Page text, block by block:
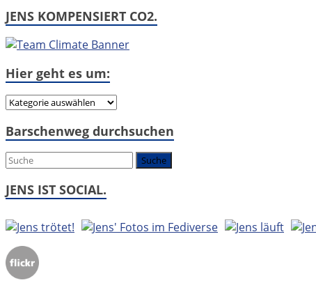
JENS KOMPENSIERT CO2.
Hier geht es um:
Hier
es
Barschenweg durchsuchen
JENS IST SOCIAL.